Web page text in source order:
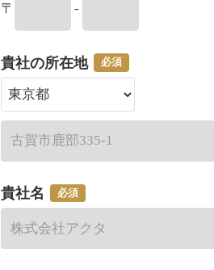
〒 -
貴社の所在地 必須
貴社名 必須